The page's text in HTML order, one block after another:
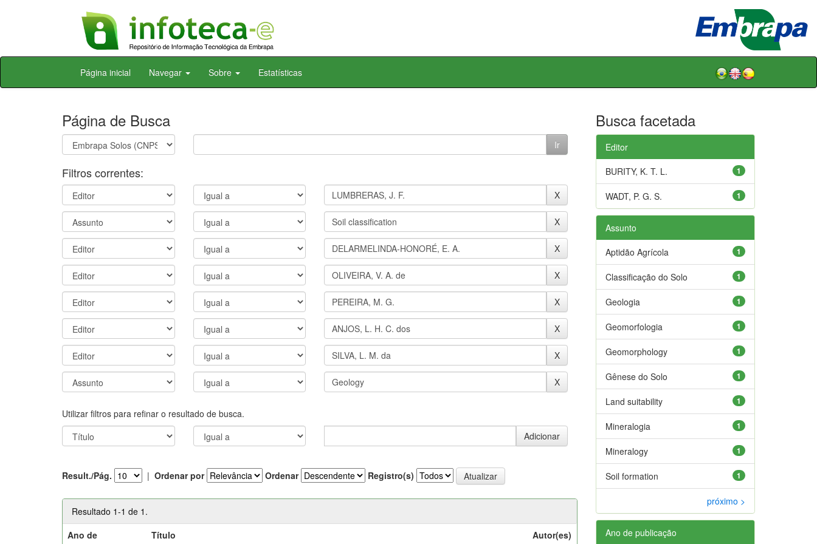
Skip
Página inicial Navegar Sobre Estatísticas
Página de Busca
Filtros correntes:
Utilizar filtros para refinar o resultado de busca.
Result./Pág. | Ordenar por Ordenar Registro(s)
Resultado 1-1 de 1.
Ano de
Título Autor(es)
Busca facetada
Editor
1
BURITY, K. T. L.
1
WADT, P. G. S.
Assunto
1
Aptidão Agrícola
1
Classificação do Solo
1
Geologia
1
Geomorfologia
1
Geomorphology
1
Gênese do Solo
1
Land suitability
1
Mineralogia
1
Mineralogy
1
Soil formation
próximo >
Ano de publicação